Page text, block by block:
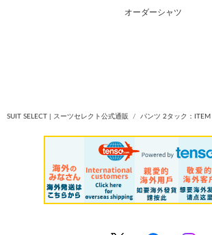
オーダーシャツ
SUIT SELECT | スーツセレクト公式通販 パンツ 2タック：ITEM